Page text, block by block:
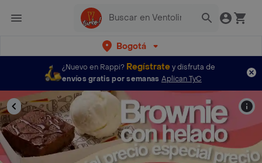
Bogotá
¿Nuevo en Rappi? Regístratey disfruta de
envíos gratis por semanas Aplican TyC